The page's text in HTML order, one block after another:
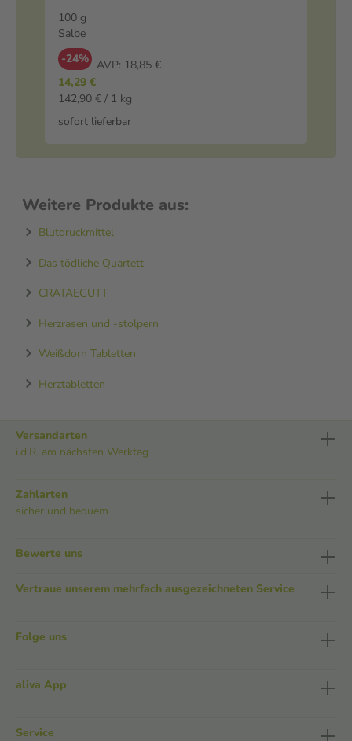
100 g
Salbe
-24% AVP: 18,85 €
14,29 €
142,90 € / 1 kg
sofort lieferbar
Weitere Produkte aus:
Blutdruckmittel
Das tödliche Quartett
CRATAEGUTT
Herzrasen und -stolpern
Weißdorn Tabletten
Herztabletten
Versandarten
i.d.R. am nächsten Werktag
Zahlarten
sicher und bequem
Bewerte uns
Vertraue unserem mehrfach ausgezeichneten Service
Folge uns
aliva App
Service